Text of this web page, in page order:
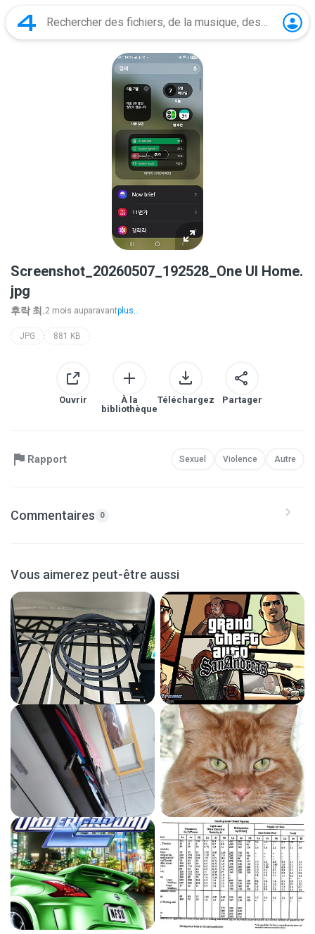
Screenshot_20260507_192528_One UI Home.
jpg
후락 최.2 mois auparavantplus...
JPG 881 KB
Ouvrir
À la
bibliothèque
Téléchargez Partager
Rapport Sexuel Violence Autre
Commentaires 0
Vous aimerez peut-être aussi